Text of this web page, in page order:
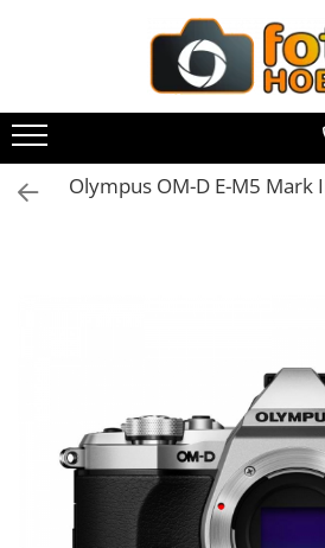
Aparate Foto
Aparate Foto Mirrorless
Aparate Foto DSLR
Obiective Mirorless
Obiective DSLR
Huse si tocuri protectie obiective
Obiective Cinematice
Olympus OM-D E-M5 Mark